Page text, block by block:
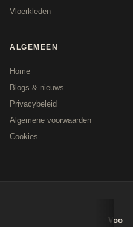
Vloerkleden
ALGEMEEN
Home
Blogs & nieuws
Privacybeleid
Algemene voorwaarden
Cookies
Voor